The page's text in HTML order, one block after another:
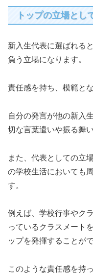
トップの立場とし
新入生代表に選ばれる
負う立場になります。
責任感を持ち、模範と
自分の発言が他の新入
切な言葉遣いや振る舞
また、代表としての立
の学校生活においても
す。
例えば、学校行事やク
っているクラスメート
ップを発揮することが
このような責任感を持